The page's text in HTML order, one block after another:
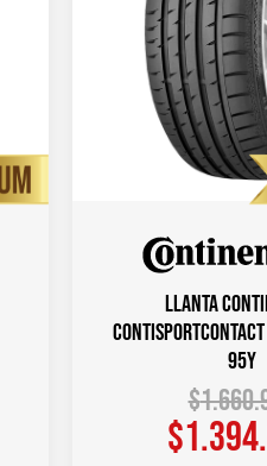
Llanta
ContiSportContact
95Y
$
$